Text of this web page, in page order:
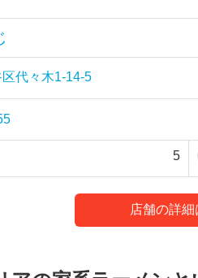
代々木1-14-5
5
店舗の詳細